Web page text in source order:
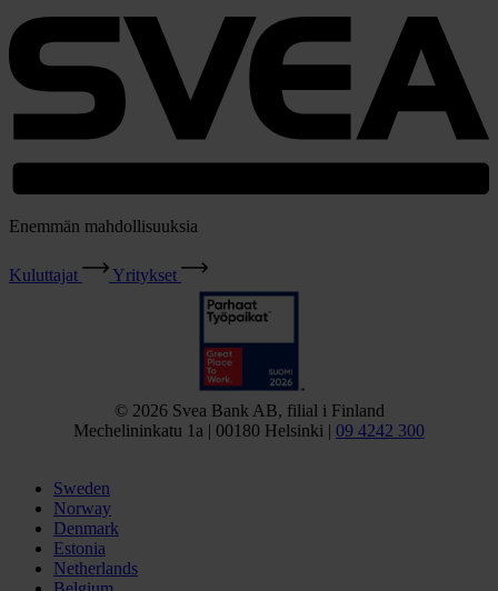
Enemmän mahdollisuuksia
Kuluttajat Yritykset
© 2026 Svea Bank AB, filial i Finland
Mechelininkatu 1a | 00180 Helsinki | 09 4242 300
Sweden
Norway
Denmark
Estonia
Netherlands